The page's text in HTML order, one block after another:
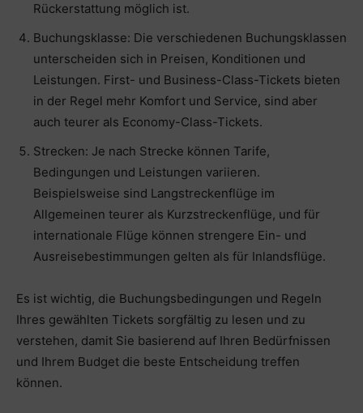
Rückerstattung möglich ist.
Buchungsklasse: Die verschiedenen Buchungsklassen
unterscheiden sich in Preisen, Konditionen und
Leistungen. First- und Business-Class-Tickets bieten
in der Regel mehr Komfort und Service, sind aber
auch teurer als Economy-Class-Tickets.
Strecken: Je nach Strecke können Tarife,
Bedingungen und Leistungen variieren.
Beispielsweise sind Langstreckenflüge im
Allgemeinen teurer als Kurzstreckenflüge, und für
internationale Flüge können strengere Ein- und
Ausreisebestimmungen gelten als für Inlandsflüge.
Es ist wichtig, die Buchungsbedingungen und Regeln
Ihres gewählten Tickets sorgfältig zu lesen und zu
verstehen, damit Sie basierend auf Ihren Bedürfnissen
und Ihrem Budget die beste Entscheidung treffen
können.